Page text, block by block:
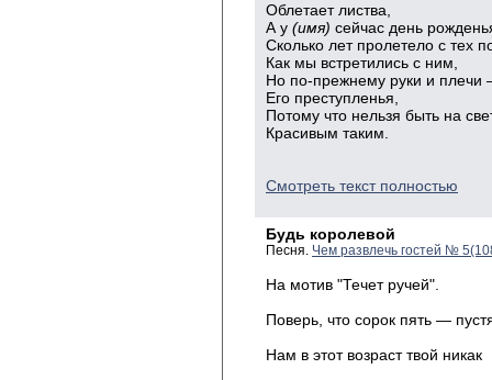
Облетает листва,
А у (имя) сейчас день
Сколько лет пролетело с тех
Как мы встретились с ним,
Но по-прежнему руки и плечи
Его преступленья,
Потому что нельзя быть на
Красивым таким.
Смотреть текст полностью
Будь королевой
Песня. Чем развлечь гостей №
На мотив "Течет ручей".
Поверь, что сорок пять —
Нам в этот возраст твой никак